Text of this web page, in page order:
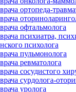
ортопеда-
офтальмолога
психиатра,
психолога
пульмонолога
ревматолога
сосудистого
сурдолога-
уролога